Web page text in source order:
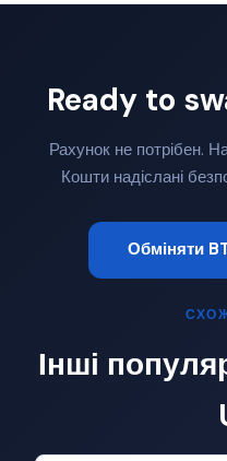
Ready to
Рахунок не потрібен.
Кошти надіслані
Обміняти
Інші